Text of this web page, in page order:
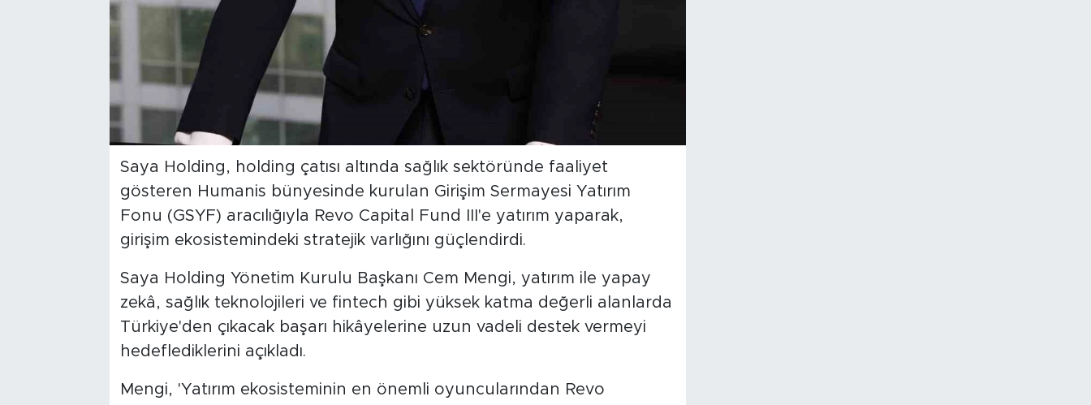
Saya Holding, holding çatısı altında sağlık sektöründe faaliyet
gösteren Humanis bünyesinde kurulan Girişim Sermayesi Yatırım
Fonu (GSYF) aracılığıyla Revo Capital Fund III'e yatırım yaparak,
girişim ekosistemindeki stratejik varlığını güçlendirdi.
Saya Holding Yönetim Kurulu Başkanı Cem Mengi, yatırım ile yapay
zekâ, sağlık teknolojileri ve fintech gibi yüksek katma değerli alanlarda
Türkiye'den çıkacak başarı hikâyelerine uzun vadeli destek vermeyi
hedeflediklerini açıkladı.
Mengi, 'Yatırım ekosisteminin en önemli oyuncularından Revo